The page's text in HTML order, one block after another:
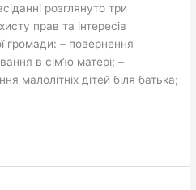
розглянуто три
прав та інтересів
громади: – повернення
в сім’ю матері; –
малолітніх дітей біля батька;